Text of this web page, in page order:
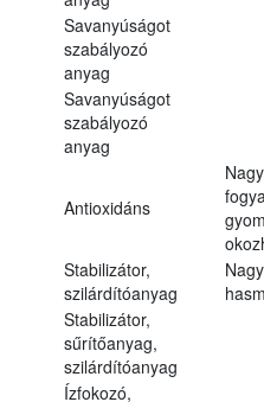
Savanyúságot
szabályozó
anyag
Savanyúságot
szabályozó
anyag
Antioxidáns
Stabilizátor,
szilárdítóanyag
Stabilizátor,
sűrítőanyag,
szilárdítóanyag
Ízfokozó,